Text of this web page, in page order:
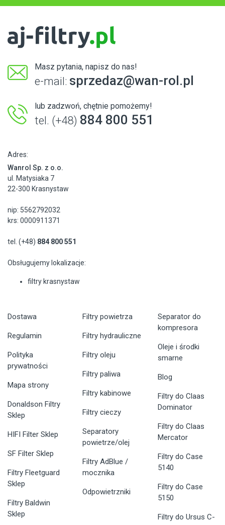
Masz pytania, napisz do nas!
e-mail: sprzedaz@wan-rol.pl
lub zadzwoń, chętnie pomożemy!
tel. (+48) 884 800 551
Adres:
Wanrol Sp. z o.o.
ul. Matysiaka 7
22-300 Krasnystaw
nip: 5562792032
krs: 0000911371
tel. (+48) 884 800 551
Obsługujemy lokalizacje:
filtry krasnystaw
Dostawa
Regulamin
Polityka
prywatności
Mapa strony
Donaldson Filtry
Sklep
HIFI Filter Sklep
SF Filter Sklep
Filtry Fleetguard
Sklep
Filtry Baldwin
Sklep
Filtry powietrza
Filtry hydrauliczne
Filtry oleju
Filtry paliwa
Filtry kabinowe
Filtry cieczy
Separatory
powietrze/olej
Filtry AdBlue /
mocznika
Odpowietrzniki
Separator do
kompresora
Oleje i środki
smarne
Blog
Filtry do Claas
Dominator
Filtry do Claas
Mercator
Filtry do Case
5140
Filtry do Case
5150
Filtry do Ursus C-